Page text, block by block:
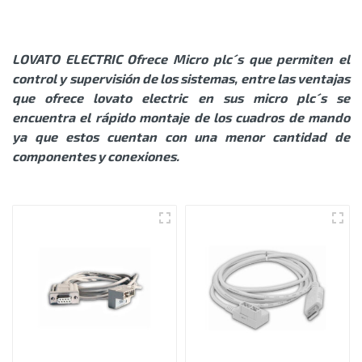
LOVATO ELECTRIC Ofrece Micro plc´s que permiten el
control y supervisión de los sistemas, entre las ventajas
que ofrece lovato electric en sus micro plc´s se
encuentra el rápido montaje de los cuadros de mando
ya que estos cuentan con una menor cantidad de
componentes y conexiones.